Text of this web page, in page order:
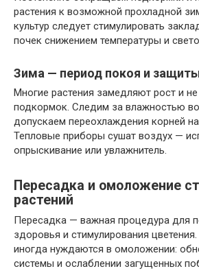
растения к возможной прохладной
культур следует стимулировать
почек снижением температуры и
Зима — период покоя и
Многие растения замедляют рост и
подкормок. Следим за влажностью
допускаем переохлаждения корней
Тепловые приборы сушат воздух —
опрыскивание или увлажнитель.
Пересадка и омоложение
растений
Пересадка — важная процедура для
здоровья и стимулирования
иногда нуждаются в омоложении:
системы и ослаблении загущенных